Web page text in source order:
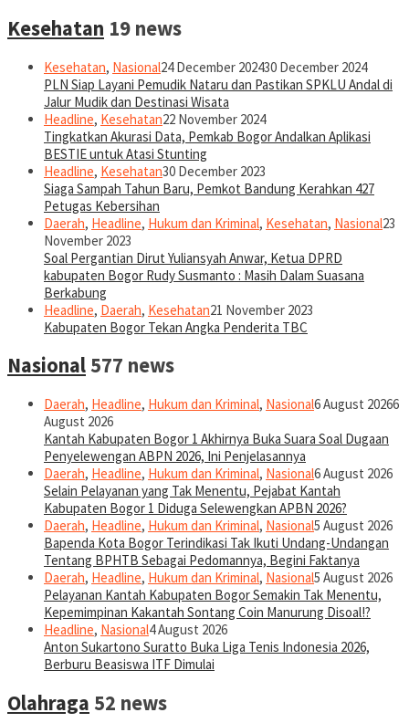
Kesehatan 19 news
Kesehatan, Nasional24 December 202430 December 2024
PLN Siap Layani Pemudik Nataru dan Pastikan SPKLU Andal di
Jalur Mudik dan Destinasi Wisata
Headline, Kesehatan22 November 2024
Tingkatkan Akurasi Data, Pemkab Bogor Andalkan Aplikasi
BESTIE untuk Atasi Stunting
Headline, Kesehatan30 December 2023
Siaga Sampah Tahun Baru, Pemkot Bandung Kerahkan 427
Petugas Kebersihan
Daerah, Headline, Hukum dan Kriminal, Kesehatan, Nasional23
November 2023
Soal Pergantian Dirut Yuliansyah Anwar, Ketua DPRD
kabupaten Bogor Rudy Susmanto : Masih Dalam Suasana
Berkabung
Headline, Daerah, Kesehatan21 November 2023
Kabupaten Bogor Tekan Angka Penderita TBC
Nasional 577 news
Daerah, Headline, Hukum dan Kriminal, Nasional6 August 20266
August 2026
Kantah Kabupaten Bogor 1 Akhirnya Buka Suara Soal Dugaan
Penyelewengan ABPN 2026, Ini Penjelasannya
Daerah, Headline, Hukum dan Kriminal, Nasional6 August 2026
Selain Pelayanan yang Tak Menentu, Pejabat Kantah
Kabupaten Bogor 1 Diduga Selewengkan APBN 2026?
Daerah, Headline, Hukum dan Kriminal, Nasional5 August 2026
Bapenda Kota Bogor Terindikasi Tak Ikuti Undang-Undangan
Tentang BPHTB Sebagai Pedomannya, Begini Faktanya
Daerah, Headline, Hukum dan Kriminal, Nasional5 August 2026
Pelayanan Kantah Kabupaten Bogor Semakin Tak Menentu,
Kepemimpinan Kakantah Sontang Coin Manurung Disoal!?
Headline, Nasional4 August 2026
Anton Sukartono Suratto Buka Liga Tenis Indonesia 2026,
Berburu Beasiswa ITF Dimulai
Olahraga 52 news